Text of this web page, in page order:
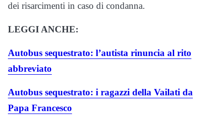
dei risarcimenti in caso di condanna.
LEGGI ANCHE:
Autobus sequestrato: l’autista rinuncia al rito
abbreviato
Autobus sequestrato: i ragazzi della Vailati da
Papa Francesco